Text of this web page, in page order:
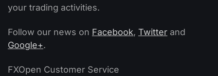
your trading activities.
Follow our news on Facebook, Twitter and
Google+.
FXOpen Customer Service